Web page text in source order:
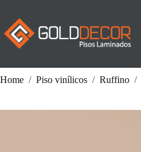
conteúdo
Home / Piso vinílicos / Ruffino /